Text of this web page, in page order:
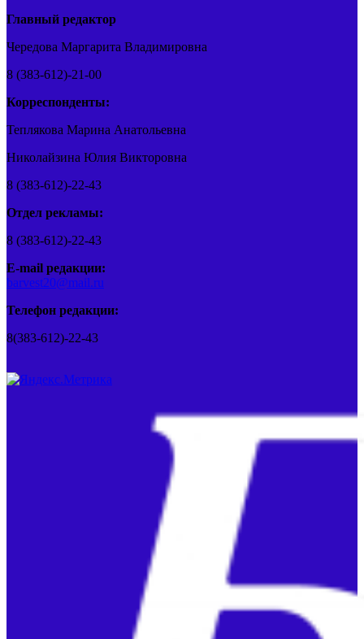
Главный редактор
Чередова Маргарита Владимировна
8 (383-612)-21-00
Корреспонденты:
Теплякова Марина Анатольевна
Николайзина Юлия Викторовна
8 (383-612)-22-43
Отдел рекламы:
8 (383-612)-22-43
E-mail редакции:
barvest20@mail.ru
Телефон редакции:
8(383-612)-22-43